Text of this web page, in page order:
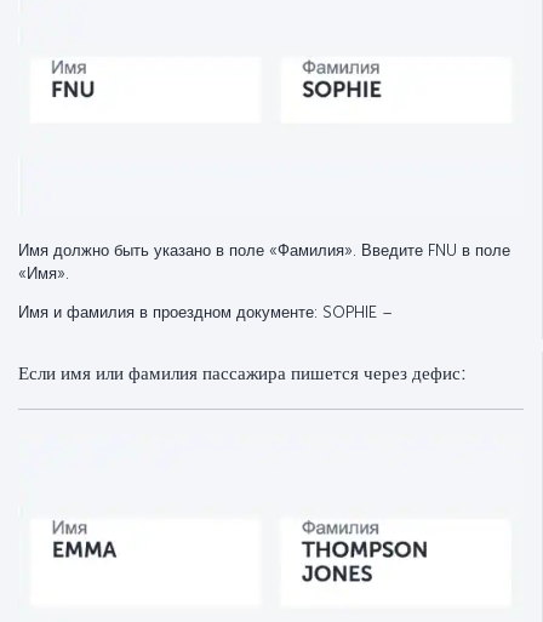
Имя должно быть указано в поле «Фамилия». Введите FNU в поле
«Имя».
Имя и фамилия в проездном документе: SOPHIE –
Если имя или фамилия пассажира пишется через дефис: